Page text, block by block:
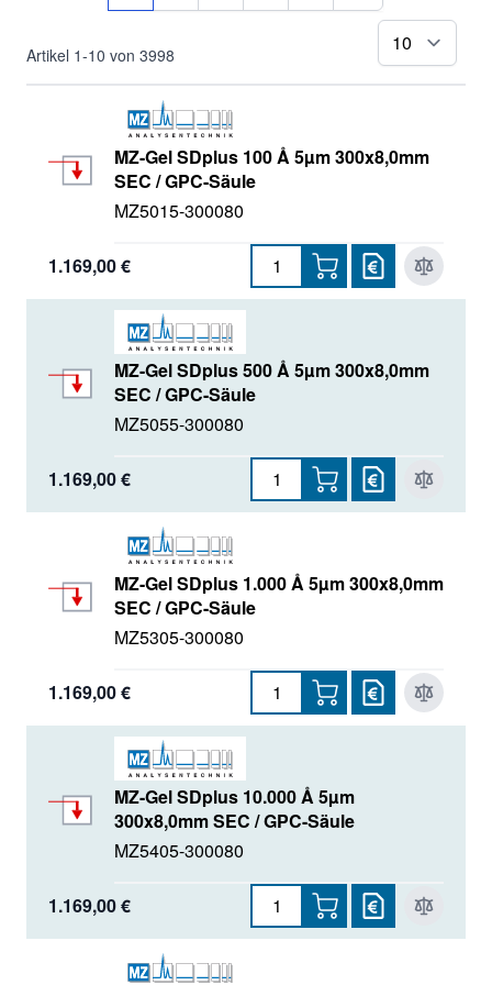
Artikel 1-10 von 3998
MZ-Gel SDplus 100 Å 5µm 300x8,0mm
SEC / GPC-Säule
MZ5015-300080
1.169,00 €
MZ-Gel SDplus 500 Å 5µm 300x8,0mm
SEC / GPC-Säule
MZ5055-300080
1.169,00 €
MZ-Gel SDplus 1.000 Å 5µm 300x8,0mm
SEC / GPC-Säule
MZ5305-300080
1.169,00 €
MZ-Gel SDplus 10.000 Å 5µm
300x8,0mm SEC / GPC-Säule
MZ5405-300080
1.169,00 €